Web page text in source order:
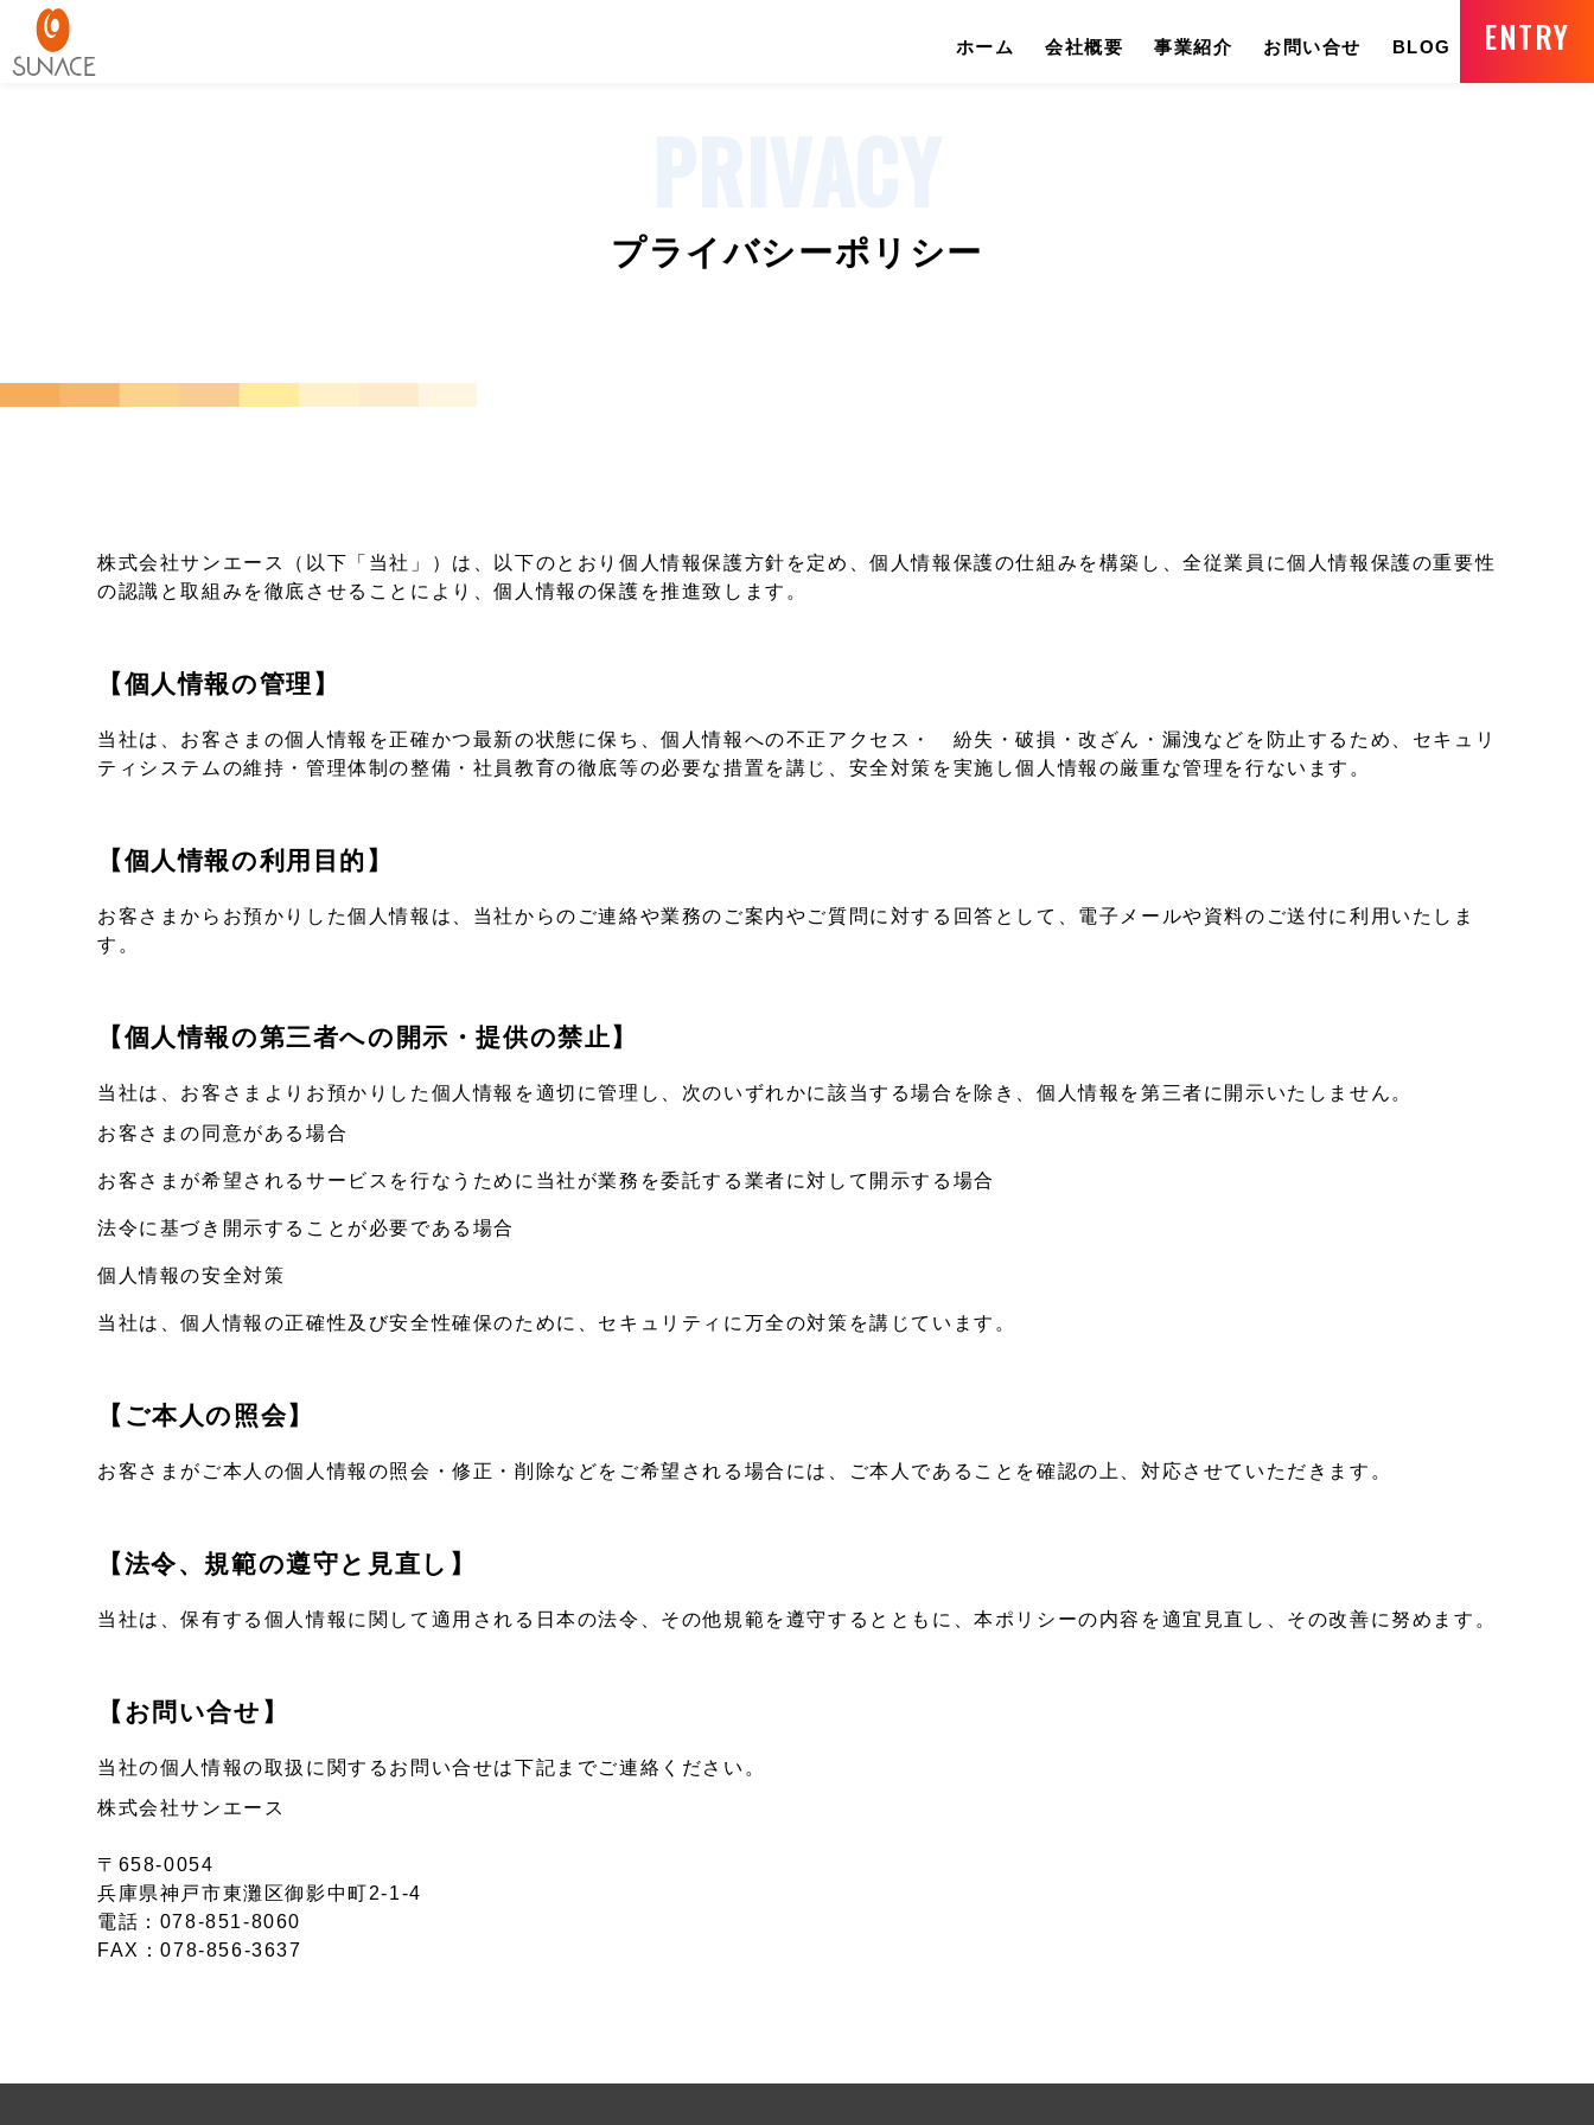
ホーム 会社概要 事業紹介 お問い合せ BLOG ENTRY
プライバシーポリシー
株式会社サンエース（以下「当社」）は、以下のとおり個人情報保護方針を定め、個人情報保護の仕組みを構築し、全従業員に個人情報保護の重要性
の認識と取組みを徹底させることにより、個人情報の保護を推進致します。
【個人情報の管理】
当社は、お客さまの個人情報を正確かつ最新の状態に保ち、個人情報への不正アクセス・ 紛失・破損・改ざん・漏洩などを防止するため、セキュリ
ティシステムの維持・管理体制の整備・社員教育の徹底等の必要な措置を講じ、安全対策を実施し個人情報の厳重な管理を行ないます。
【個人情報の利用目的】
お客さまからお預かりした個人情報は、当社からのご連絡や業務のご案内やご質問に対する回答として、電子メールや資料のご送付に利用いたしま
す。
【個人情報の第三者への開示・提供の禁止】
当社は、お客さまよりお預かりした個人情報を適切に管理し、次のいずれかに該当する場合を除き、個人情報を第三者に開示いたしません。
お客さまの同意がある場合
お客さまが希望されるサービスを行なうために当社が業務を委託する業者に対して開示する場合
法令に基づき開示することが必要である場合
個人情報の安全対策
当社は、個人情報の正確性及び安全性確保のために、セキュリティに万全の対策を講じています。
【ご本人の照会】
お客さまがご本人の個人情報の照会・修正・削除などをご希望される場合には、ご本人であることを確認の上、対応させていただきます。
【法令、規範の遵守と見直し】
当社は、保有する個人情報に関して適用される日本の法令、その他規範を遵守するとともに、本ポリシーの内容を適宜見直し、その改善に努めます。
【お問い合せ】
当社の個人情報の取扱に関するお問い合せは下記までご連絡ください。
株式会社サンエース
〒658-0054
兵庫県神戸市東灘区御影中町2-1-4
電話：078-851-8060
FAX：078-856-3637